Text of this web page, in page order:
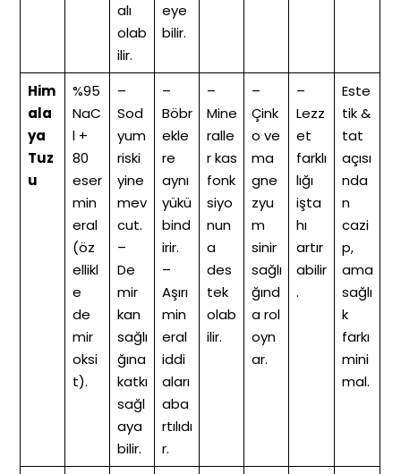
alı
olab
ilir.
eye
bilir.
Him
ala
ya
Tuz
u
%95
NaC
l +
80
eser
min
eral
(öz
ellikl
e
de
mir
oksi
t).
–
Sod
yum
riski
yine
mev
cut.
–
De
mir
kan
sağlı
ğına
katkı
sağl
aya
bilir.
–
Böbr
ekle
re
aynı
yükü
bind
irir.
–
Aşırı
min
eral
iddi
aları
aba
rtılıdı
r.
–
Mine
ralle
r kas
fonk
siyo
nun
a
des
tek
olab
ilir.
–
Çink
o ve
ma
gne
zyu
m
sinir
sağlı
ğınd
a rol
oyn
ar.
–
Lezz
et
farklı
lığı
işta
hı
artır
abilir
.
Este
tik &
tat
açısı
nda
n
cazi
p,
ama
sağlı
k
farkı
mini
mal.